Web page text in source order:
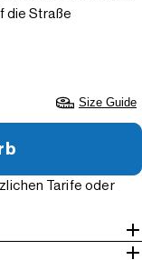
die Straße
Size Guide
Tarife oder